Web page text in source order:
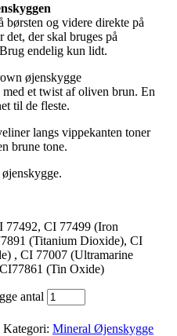
og videre direkte på
det, der skal bruges på
endelig kun lidt.
øjenskygge
et twist af oliven brun. En
til de fleste.
langs vippekanten toner
brune tone.
77492, CI 77499 (Iron
(Titanium Dioxide), CI
, CI 77007 (Ultramarine
(Tin Oxide)
antal
Kategori: Mineral Øjenskygge